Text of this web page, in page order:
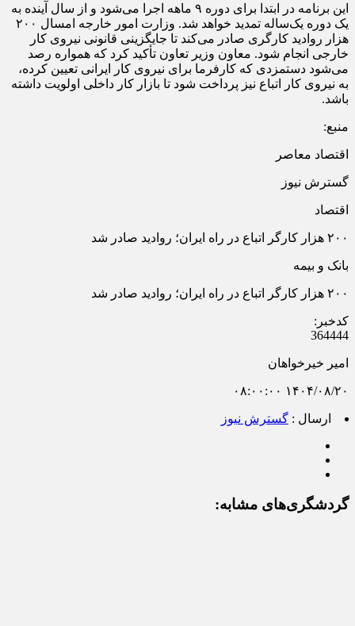
این برنامه در ابتدا برای دوره ۹ ماهه اجرا می‌شود و از سال آینده به
یک دوره یک‌ساله تمدید خواهد شد. وزارت امور خارجه امسال ۲۰۰
هزار روادید کارگری صادر می‌کند تا جایگزینی قانونی نیروی کار
خارجی انجام شود. معاون وزیر تعاون تأکید کرد که همواره رصد
می‌شود دستمزدی که کارفرما برای نیروی کار ایرانی تعیین کرده،
به نیروی کار اتباع نیز پرداخت شود تا بازار کار داخلی اولویت داشته
باشد.
منبع:
اقتصاد معاصر
گسترش نیوز
اقتصاد
۲۰۰ هزار کارگر اتباع در راه ایران؛ روادید صادر شد
بانک و بیمه
۲۰۰ هزار کارگر اتباع در راه ایران؛ روادید صادر شد
کدخبر:
364444
امیر خیرخواهان
۱۴۰۴/۰۸/۲۰ ۰۸:۰۰:۰۰
ارسال : گسترش نیوز
گردشگری‌های مشابه: